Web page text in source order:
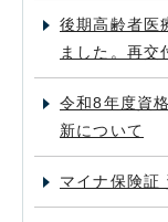
後期高齢者医
ました。再交
令和8年度資
新について
マイナ保険証